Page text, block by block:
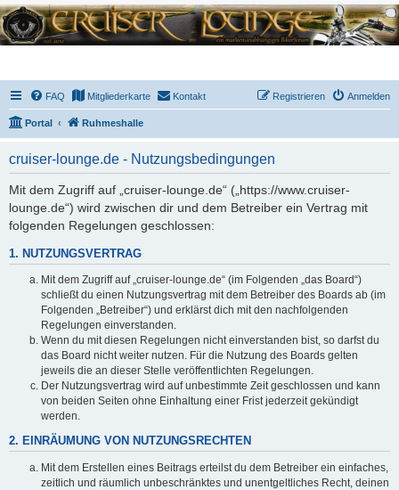
FAQ Mitgliederkarte Kontakt Anmelden
Registrieren
Portal Ruhmeshalle
cruiser-lounge.de - Nutzungsbedingungen
Mit dem Zugriff auf „cruiser-lounge.de“ („https://www.cruiser-
lounge.de“) wird zwischen dir und dem Betreiber ein Vertrag mit
folgenden Regelungen geschlossen:
1. NUTZUNGSVERTRAG
Mit dem Zugriff auf „cruiser-lounge.de“ (im Folgenden „das Board“)
schließt du einen Nutzungsvertrag mit dem Betreiber des Boards ab (im
Folgenden „Betreiber“) und erklärst dich mit den nachfolgenden
Regelungen einverstanden.
Wenn du mit diesen Regelungen nicht einverstanden bist, so darfst du
das Board nicht weiter nutzen. Für die Nutzung des Boards gelten
jeweils die an dieser Stelle veröffentlichten Regelungen.
Der Nutzungsvertrag wird auf unbestimmte Zeit geschlossen und kann
von beiden Seiten ohne Einhaltung einer Frist jederzeit gekündigt
werden.
2. EINRÄUMUNG VON NUTZUNGSRECHTEN
Mit dem Erstellen eines Beitrags erteilst du dem Betreiber ein einfaches,
zeitlich und räumlich unbeschränktes und unentgeltliches Recht, deinen